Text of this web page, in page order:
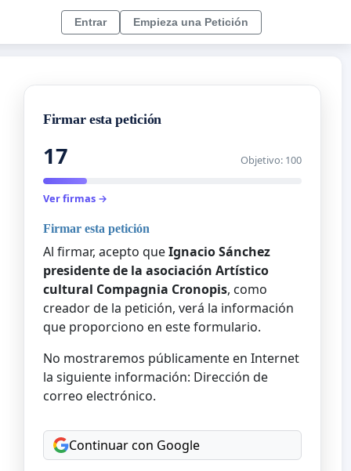
Entrar Empieza una Petición
Firmar esta petición
17 Objetivo: 100
Ver firmas →
Firmar esta petición
Al firmar, acepto queIgnacio Sánchez
presidente de la asociación Artístico
cultural Compagnia Cronopis, como
creador de la petición, verá la información
que proporciono en este formulario.
No mostraremos públicamente en Internet
la siguiente información: Dirección de
correo electrónico.
Continuar con Google